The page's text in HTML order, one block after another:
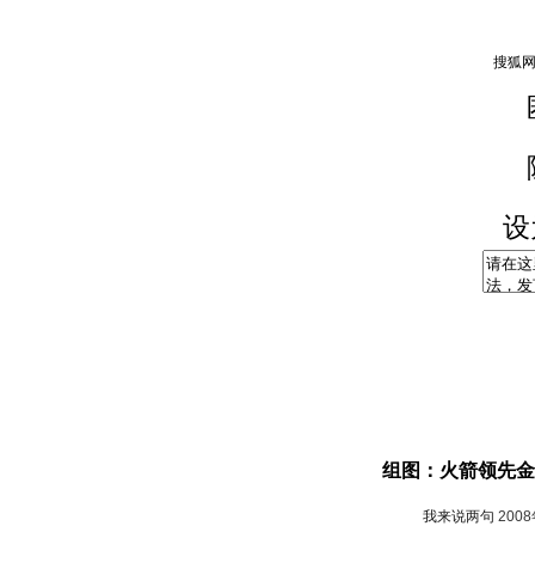
组图：火箭领先
我来说两句 2008